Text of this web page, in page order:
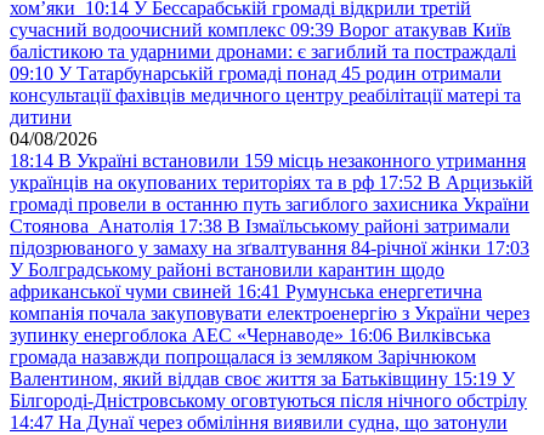
хом’яки 10:14 У Бессарабській громаді відкрили третій
сучасний водоочисний комплекс 09:39 Ворог атакував Київ
балістикою та ударними дронами: є загиблий та постраждалі
09:10 У Татарбунарській громаді понад 45 родин отримали
консультації фахівців медичного центру реабілітації матері та
дитини
04/08/2026
18:14 В Україні встановили 159 місць незаконного утримання
українців на окупованих територіях та в рф 17:52 В Арцизькій
громаді провели в останню путь загиблого захисника України
Стоянова Анатолія 17:38 В Ізмаїльському районі затримали
підозрюваного у замаху на зґвалтування 84-річної жінки 17:03
У Болградському районі встановили карантин щодо
африканської чуми свиней 16:41 Румунська енергетична
компанія почала закуповувати електроенергію з України через
зупинку енергоблока АЕС «Чернаводе» 16:06 Вилківська
громада назавжди попрощалася із земляком Зарічнюком
Валентином, який віддав своє життя за Батьківщину 15:19 У
Білгороді-Дністровському оговтуються після нічного обстрілу
14:47 На Дунаї через обміління виявили судна, що затонули